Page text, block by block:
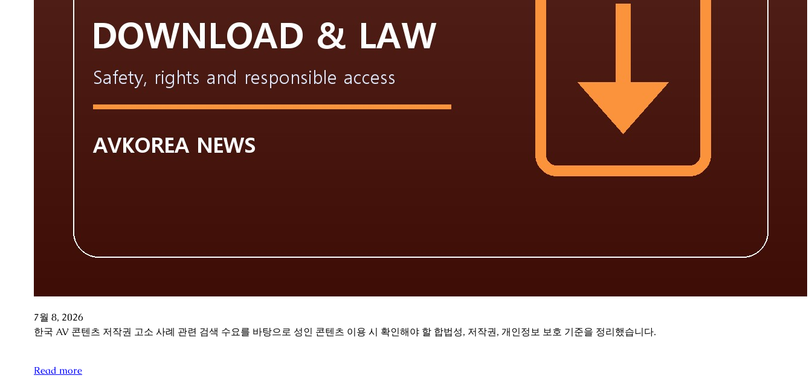
7월 8, 2026
한국 AV 콘텐츠 저작권 고소 사례 관련 검색 수요를 바탕으로 성인 콘텐츠 이용 시 확인해야 할 합법성, 저작권, 개인정보 보호 기준을 정리했습니다.
Read more